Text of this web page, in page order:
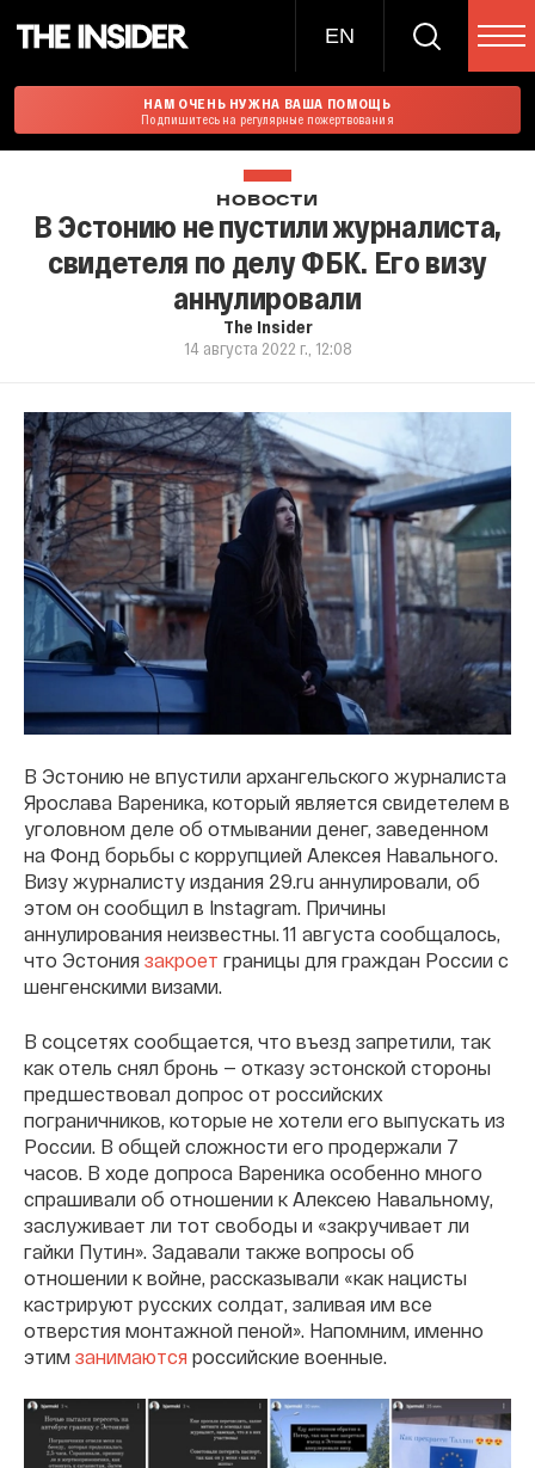
EN
НАМ ОЧЕНЬ НУЖНА ВАША ПОМОЩЬ
Подпишитесь на регулярные пожертвования
НОВОСТИ
В Эстонию не пустили журналиста,
свидетеля по делу ФБК. Его визу
аннулировали
The Insider
14 августа 2022 г., 12:08
В Эстонию не впустили архангельского журналиста
Ярослава Вареника, который является свидетелем в
уголовном деле об отмывании денег, заведенном
на Фонд борьбы с коррупцией Алексея Навального.
Визу журналисту издания 29.ru аннулировали, об
этом он сообщил в Instagram. Причины
аннулирования неизвестны. 11 августа сообщалось,
что Эстония закроет границы для граждан России с
шенгенскими визами.
В соцсетях сообщается, что въезд запретили, так
как отель снял бронь — отказу эстонской стороны
предшествовал допрос от российских
пограничников, которые не хотели его выпускать из
России. В общей сложности его продержали 7
часов. В ходе допроса Вареника особенно много
спрашивали об отношении к Алексею Навальному,
заслуживает ли тот свободы и «закручивает ли
гайки Путин». Задавали также вопросы об
отношении к войне, рассказывали «как нацисты
кастрируют русских солдат, заливая им все
отверстия монтажной пеной». Напомним, именно
этим занимаются российские военные.